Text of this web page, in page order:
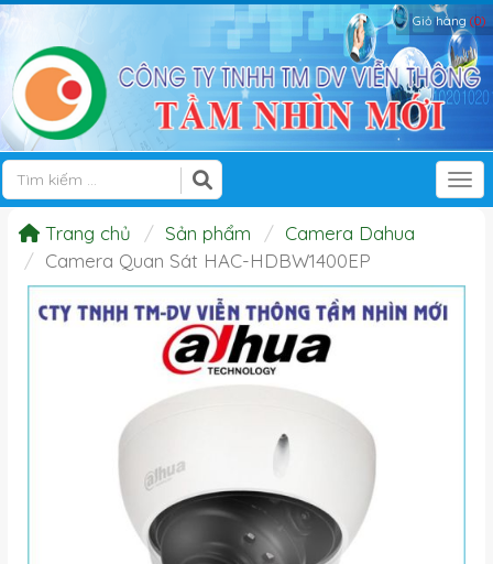
Giỏ hàng (0)
Trang chủ Sản phẩm
Camera Dahua
Camera Quan Sát HAC-HDBW1400EP